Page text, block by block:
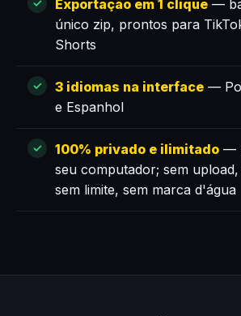
Exportação em 1 clique —
único zip, prontos para
Shorts
3 idiomas na interface —
e Espanhol
100% privado e ilimitado —
seu computador; sem
sem limite, sem marca d'água